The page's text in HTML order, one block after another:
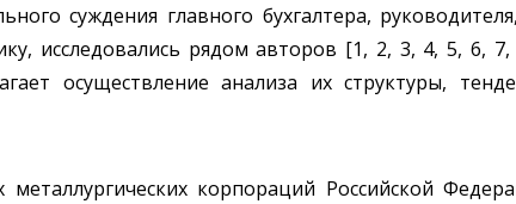
суждения главного бухгалтера,
исследовались рядом авторов [1, 2, 3, 4, 5, 6, 7,
осуществление анализа их структуры,
корпораций Российской